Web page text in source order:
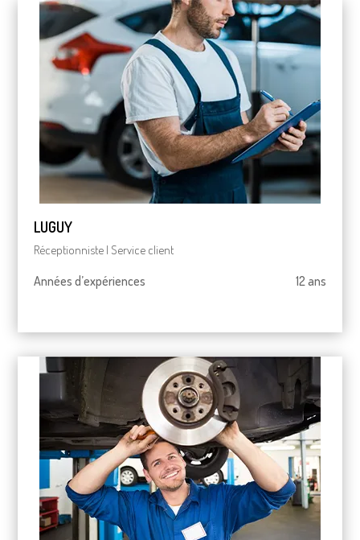
LUGUY
Réceptionniste | Service client
Années d’expériences 12 ans